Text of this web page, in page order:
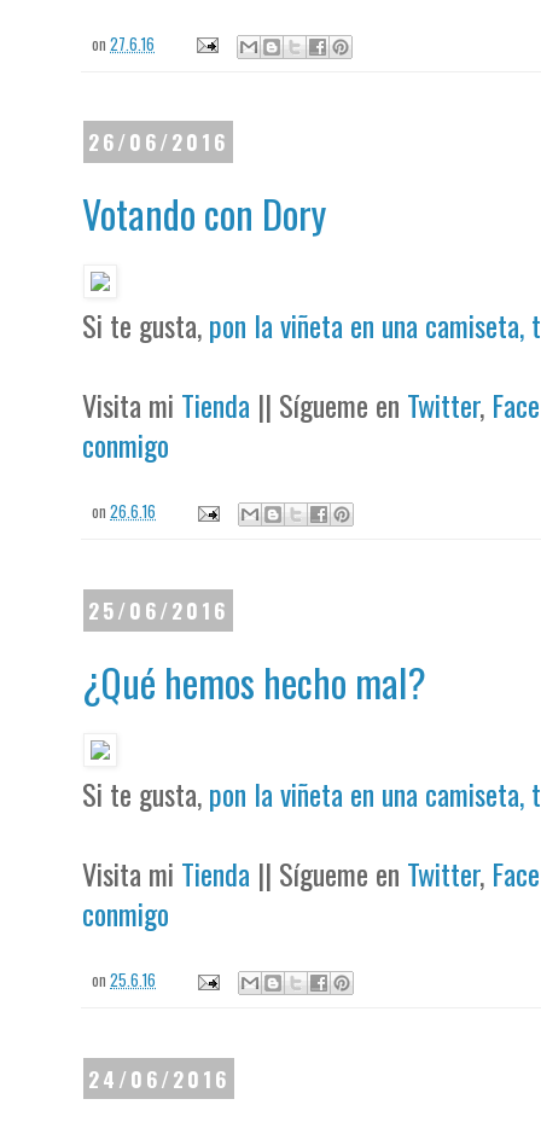
on27.6.16
26/06/2016
Votando con Dory
Si te gusta,pon la viñeta en una camiseta,
Visita mi Tienda || Sígueme en Twitter,
conmigo
on26.6.16
25/06/2016
¿Qué hemos hecho mal?
Si te gusta,pon la viñeta en una camiseta,
Visita mi Tienda || Sígueme en Twitter,
conmigo
on25.6.16
24/06/2016